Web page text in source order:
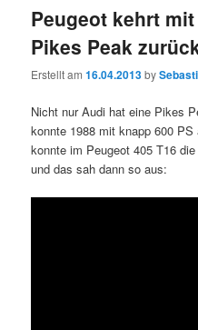
Peugeot kehrt
Pikes Peak
Erstellt am16.04.2013by
Nicht nur Audi hat eine Pikes
konnte 1988 mit knapp 600
konnte im Peugeot 405 T16
und das sah dann so aus: